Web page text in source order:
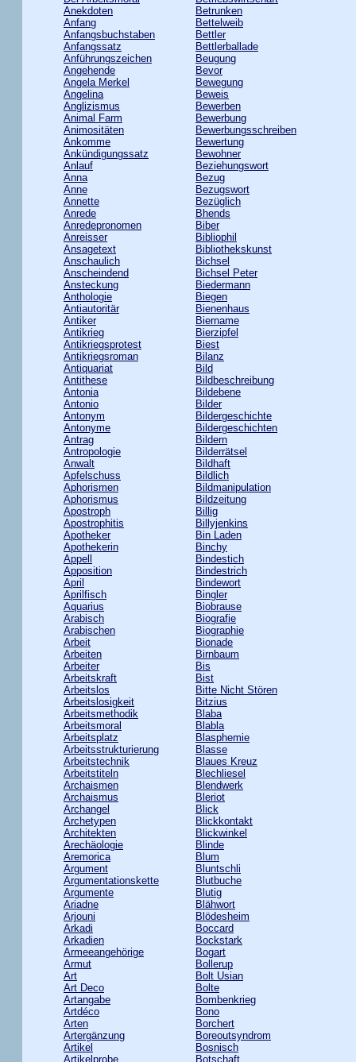
Anekdoten
Anfang
Anfangsbuchstaben
Anfangssatz
Anführungszeichen
Angehende
Angela Merkel
Angelina
Anglizismus
Animal Farm
Animositäten
Ankomme
Ankündigungssatz
Anlauf
Anna
Anne
Annette
Anrede
Anredepronomen
Anreisser
Ansagetext
Anschaulich
Anscheindend
Ansteckung
Anthologie
Antiautoritär
Antiker
Antikrieg
Antikriegsprotest
Antikriegsroman
Antiquariat
Antithese
Antonia
Antonio
Antonym
Antonyme
Antrag
Antropologie
Anwalt
Apfelschuss
Aphorismen
Aphorismus
Apostroph
Apostrophitis
Apotheker
Apothekerin
Appell
Apposition
April
Aprilfisch
Aquarius
Arabisch
Arabischen
Arbeit
Arbeiten
Arbeiter
Arbeitskraft
Arbeitslos
Arbeitslosigkeit
Arbeitsmethodik
Arbeitsmoral
Arbeitsplatz
Arbeitsstrukturierung
Arbeitstechnik
Arbeitstiteln
Archaismen
Archaismus
Archangel
Archetypen
Architekten
Arechäologie
Aremorica
Argument
Argumentationskette
Argumente
Ariadne
Arjouni
Arkadi
Arkadien
Armeeangehörige
Armut
Art
Art Deco
Artangabe
Artdéco
Arten
Artergänzung
Artikel
Artikelprobe
Betrunken
Bettelweib
Bettler
Bettlerballade
Beugung
Bevor
Bewegung
Beweis
Bewerben
Bewerbung
Bewerbungsschreiben
Bewertung
Bewohner
Beziehungswort
Bezug
Bezugswort
Bezüglich
Bhends
Biber
Bibliophil
Bibliothekskunst
Bichsel
Bichsel Peter
Biedermann
Biegen
Bienenhaus
Biername
Bierzipfel
Biest
Bilanz
Bild
Bildbeschreibung
Bildebene
Bilder
Bildergeschichte
Bildergeschichten
Bildern
Bilderrätsel
Bildhaft
Bildlich
Bildmanipulation
Bildzeitung
Billig
Billyjenkins
Bin Laden
Binchy
Bindestich
Bindestrich
Bindewort
Bingler
Biobrause
Biografie
Biographie
Bionade
Birnbaum
Bis
Bist
Bitte Nicht Stören
Bitzius
Blaba
Blabla
Blasphemie
Blasse
Blaues Kreuz
Blechliesel
Blendwerk
Bleriot
Blick
Blickkontakt
Blickwinkel
Blinde
Blum
Bluntschli
Blutbuche
Blutig
Blähwort
Blödesheim
Boccard
Bockstark
Bogart
Bollerup
Bolt Usian
Bolte
Bombenkrieg
Bono
Borchert
Boreoutsyndrom
Bosnisch
Botschaft